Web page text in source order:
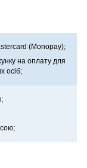
(Monopay);
на оплату для
осіб;